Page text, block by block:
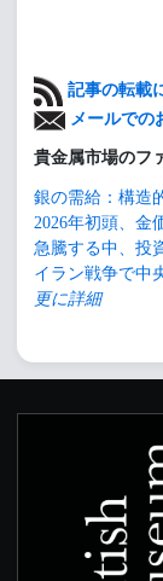
記事の転載
メールでの
貴金属市場のフ
銀の需給：構造
2026年初頭、金
急騰する中、投
イラン戦争で中
更に詳細